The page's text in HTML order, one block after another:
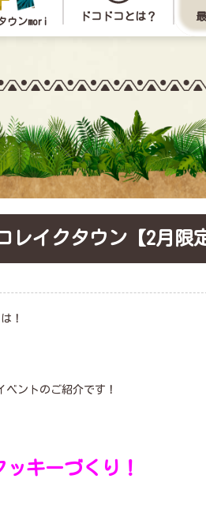
ウンmori ドコドコとは？
レイクタウン【2月
！
ベントのご紹介です！
キーづくり！